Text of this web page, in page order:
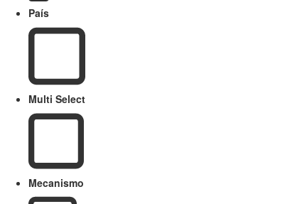
País
Multi Select
Mecanismo